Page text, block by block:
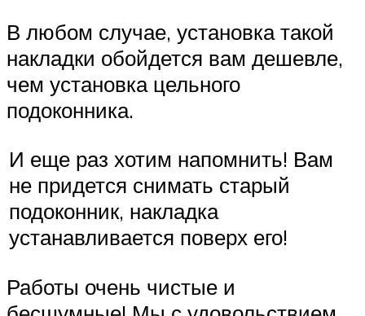
В любом случае, установка такой
накладки обойдется вам дешевле,
чем установка цельного
подоконника.
И еще раз хотим напомнить! Вам
не придется снимать старый
подоконник, накладка
устанавливается поверх его!
Работы очень чистые и